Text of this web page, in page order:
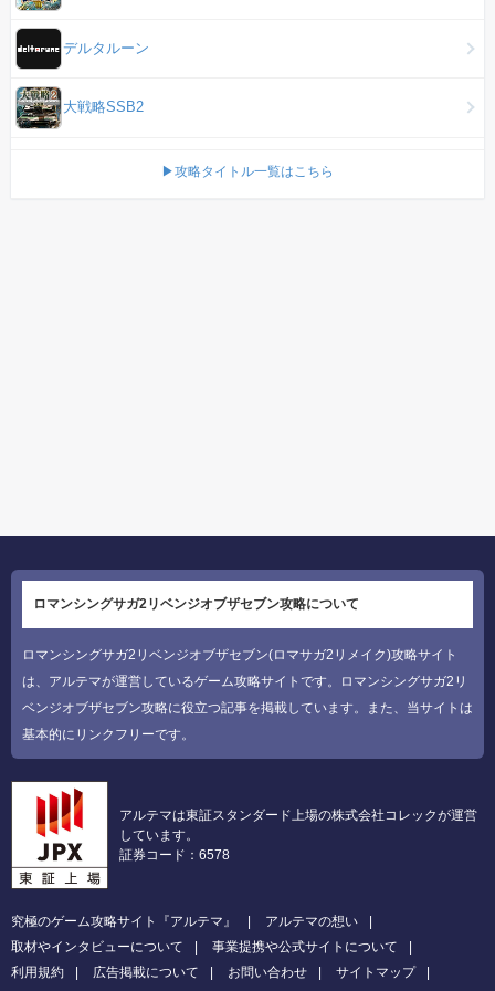
デルタルーン
大戦略SSB2
▶攻略タイトル一覧はこちら
ロマンシングサガ2リベンジオブザセブン攻略について
ロマンシングサガ2リベンジオブザセブン(ロマサガ2リメイク)攻略サイト
は、アルテマが運営しているゲーム攻略サイトです。ロマンシングサガ2リ
ベンジオブザセブン攻略に役立つ記事を掲載しています。また、当サイトは
基本的にリンクフリーです。
アルテマは東証スタンダード上場の株式会社コレックが運営
しています。
証券コード：6578
究極のゲーム攻略サイト『アルテマ』
アルテマの想い
取材やインタビューについて
事業提携や公式サイトについて
利用規約
広告掲載について お問い合わせ
サイトマップ